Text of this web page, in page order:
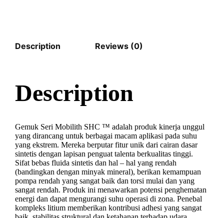
Description Reviews (0)
Description
Gemuk Seri Mobilith SHC ™ adalah produk kinerja unggul
yang dirancang untuk berbagai macam aplikasi pada suhu
yang ekstrem. Mereka berputar fitur unik dari cairan dasar
sintetis dengan lapisan penguat talenta berkualitas tinggi.
Sifat bebas fluida sintetis dan hal – hal yang rendah
(bandingkan dengan minyak mineral), berikan kemampuan
pompa rendah yang sangat baik dan torsi mulai dan yang
sangat rendah. Produk ini menawarkan potensi penghematan
energi dan dapat mengurangi suhu operasi di zona. Penebal
kompleks litium memberikan kontribusi adhesi yang sangat